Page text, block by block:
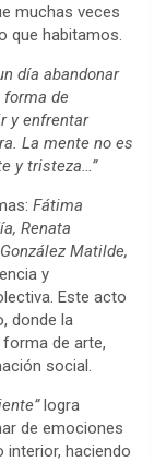
muchas veces
que habitamos.
día abandonar
de
y enfrentar
La mente no es
y tristeza…”
Fátima
Renata
Matilde,
y
Este acto
donde la
de arte,
social.
logra
de emociones
interior, haciendo